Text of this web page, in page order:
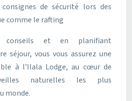
de sécurité lors des
comme le rafting
conseils et en planifiant
séjour, vous vous assurez une
à l’Ilala Lodge, au cœur de
naturelles les plus
monde.